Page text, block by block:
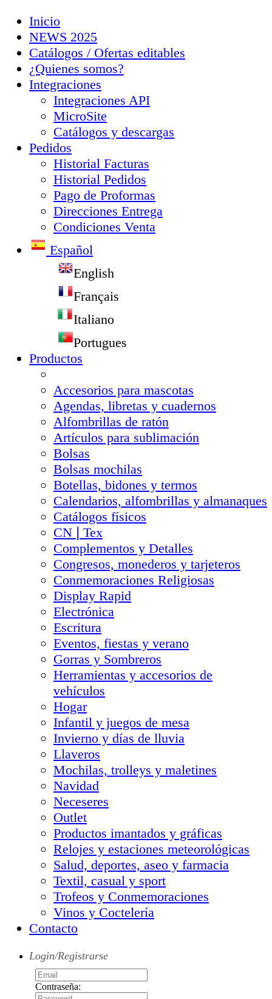
Inicio
NEWS 2025
Catálogos / Ofertas editables
¿Quienes somos?
Integraciones
Integraciones API
MicroSite
Catálogos y descargas
Pedidos
Historial Facturas
Historial Pedidos
Pago de Proformas
Direcciones Entrega
Condiciones Venta
Español
English
Français
Italiano
Portugues
Productos
Accesorios para mascotas
Agendas, libretas y cuadernos
Alfombrillas de ratón
Artículos para sublimación
Bolsas
Bolsas mochilas
Botellas, bidones y termos
Calendarios, alfombrillas y almanaques
Catálogos físicos
CN❘Tex
Complementos y Detalles
Congresos, monederos y tarjeteros
Conmemoraciones Religiosas
Display Rapid
Electrónica
Escritura
Eventos, fiestas y verano
Gorras y Sombreros
Herramientas y accesorios de
vehículos
Hogar
Infantil y juegos de mesa
Invierno y días de lluvia
Llaveros
Mochilas, trolleys y maletines
Navidad
Neceseres
Outlet
Productos imantados y gráficas
Relojes y estaciones meteorológicas
Salud, deportes, aseo y farmacia
Textil, casual y sport
Trofeos y Conmemoraciones
Vinos y Coctelería
Contacto
Login/Registrarse
Contraseña: